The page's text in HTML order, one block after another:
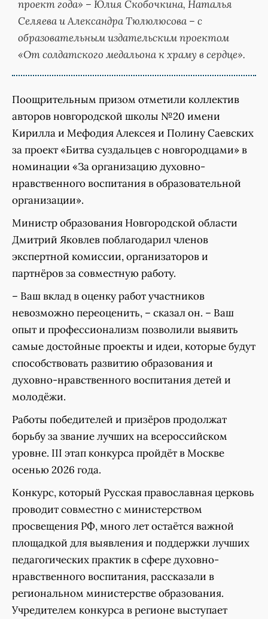
проект года» – Юлия Скобочкина, Наталья
Селяева и Александра Тюлюлюсова – с
образовательным издательским проектом
«От солдатского медальона к храму в сердце».
Поощрительным призом отметили коллектив
авторов новгородской школы №20 имени
Кирилла и Мефодия Алексея и Полину Саевских
за проект «Битва суздальцев с новгородцами» в
номинации «За организацию духовно-
нравственного воспитания в образовательной
организации».
Министр образования Новгородской области
Дмитрий Яковлев поблагодарил членов
экспертной комиссии, организаторов и
партнёров за совместную работу.
– Ваш вклад в оценку работ участников
невозможно переоценить, – сказал он. – Ваш
опыт и профессионализм позволили выявить
самые достойные проекты и идеи, которые будут
способствовать развитию образования и
духовно-нравственного воспитания детей и
молодёжи.
Работы победителей и призёров продолжат
борьбу за звание лучших на всероссийском
уровне. III этап конкурса пройдёт в Москве
осенью 2026 года.
Конкурс, который Русская православная церковь
проводит совместно с министерством
просвещения РФ, много лет остаётся важной
площадкой для выявления и поддержки лучших
педагогических практик в сфере духовно-
нравственного воспитания, рассказали в
региональном министерстве образования.
Учредителем конкурса в регионе выступает